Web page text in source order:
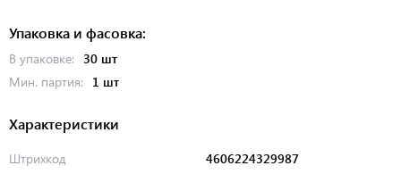
Упаковка и фасовка:
В упаковке:
30 шт
Мин. партия:
1 шт
Характеристики
Штрихкод 4606224329987